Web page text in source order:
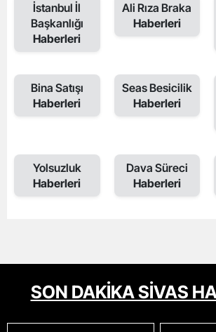
İstanbul İl
Başkanlığı
Haberleri
Ali Rıza Braka
Haberleri
Bina Satışı
Haberleri
Seas Besicilik
Haberleri
Yolsuzluk
Haberleri
Dava Süreci
Haberleri
SON DAKİKA SİVAS